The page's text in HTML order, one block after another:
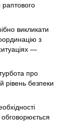
раптового
викликати
з
—
про
рівень безпеки